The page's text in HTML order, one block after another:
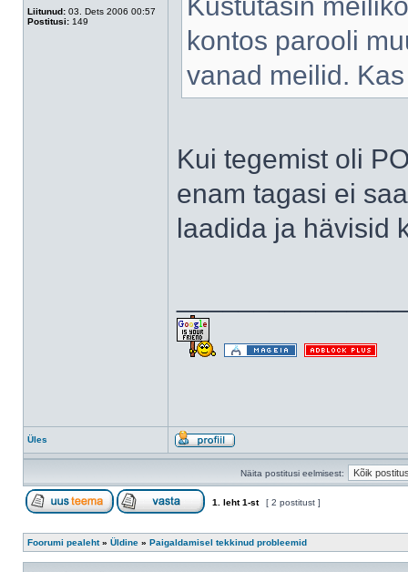
Liitunud: 03. Dets 2006 00:57
Postitusi: 149
kontos parooli
vanad meilid.
Kui tegemist oli
enam tagasi ei
laadida ja hävisid
Üles
Näita postitusi eelmisest:
1 . leht1-st [ 2 postitust ]
Foorumi pealeht» Üldine » Paigaldamisel tekkinud probleemid